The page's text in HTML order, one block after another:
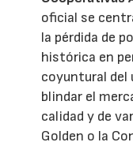
oficial se
la pérdida de
histórica en
coyuntural del
blindar el
calidad y de
Golden o la